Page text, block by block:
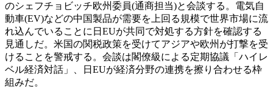
のシェフチョビッチ欧州委員(通商担当)と会談する。電気自
動車(EV)などの中国製品が需要を上回る規模で世界市場に流
れ込んでいることに日EUが共同で対処する方針を確認する
見通しだ。米国の関税政策を受けてアジアや欧州が打撃を受
けることを警戒する。会談は閣僚級による定期協議「ハイレ
ベル経済対話」、日EUが経済分野の連携を擦り合わせる枠
組みだ。